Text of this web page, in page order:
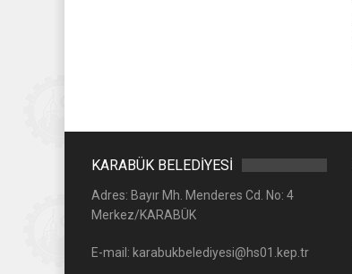
KARABÜK BELEDİYESİ
Adres: Bayır Mh. Menderes Cd. No: 4
Merkez/KARABÜK
E-mail: karabukbelediyesi@hs01.kep.tr